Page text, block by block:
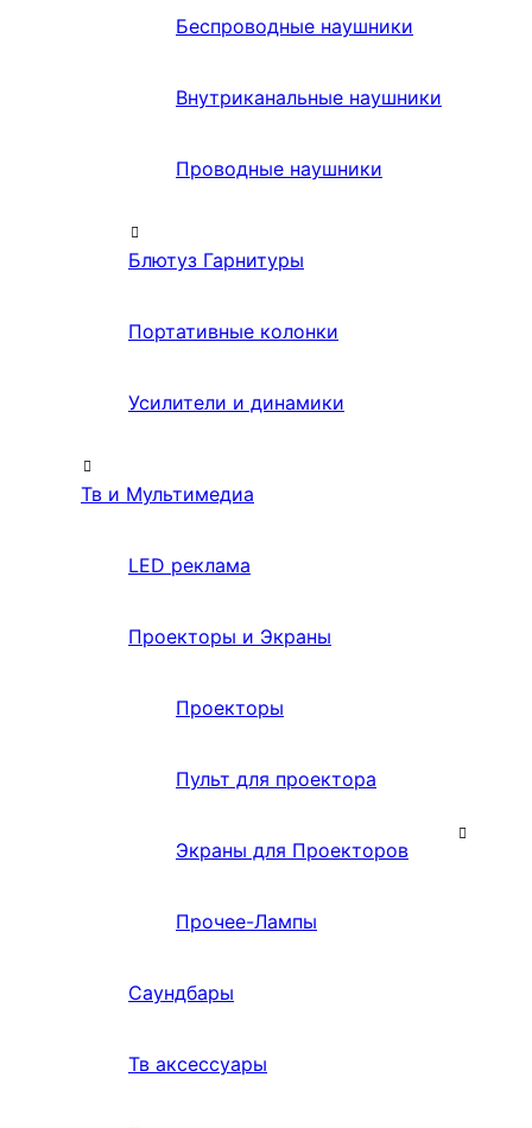
Беспроводные наушники
Внутриканальные наушники
Проводные наушники
Блютуз Гарнитуры
Портативные колонки
Усилители и динамики
Тв и Мультимедиа
LED реклама
Проекторы и Экраны
Проекторы
Пульт для проектора
Экраны для Проекторов
Прочее-Лампы
Саундбары
Тв аксессуары